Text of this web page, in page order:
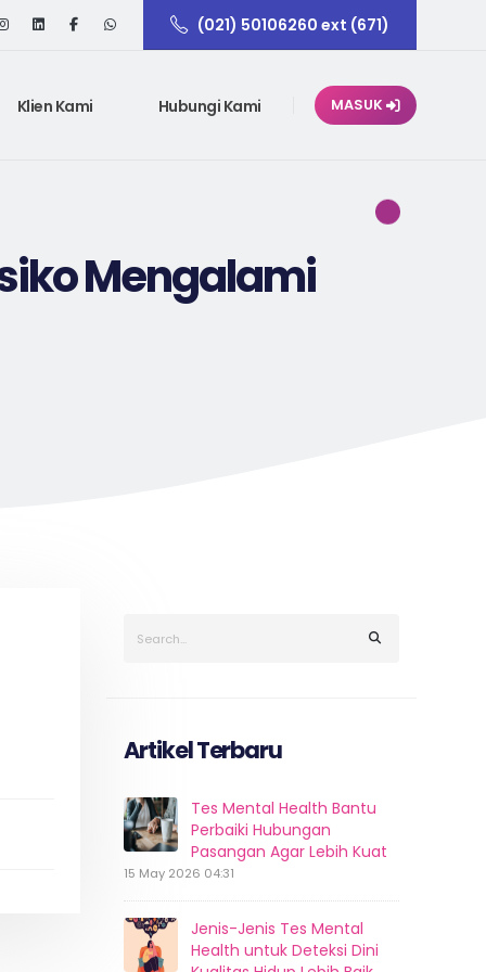
(021) 50106260 ext (671)
Klien Kami Hubungi Kami MASUK
Mengalami
Artikel Terbaru
Tes Mental Health Bantu
Perbaiki Hubungan
Pasangan Agar Lebih Kuat
15 May 2026 04:31
Jenis-Jenis Tes Mental
Health untuk Deteksi Dini